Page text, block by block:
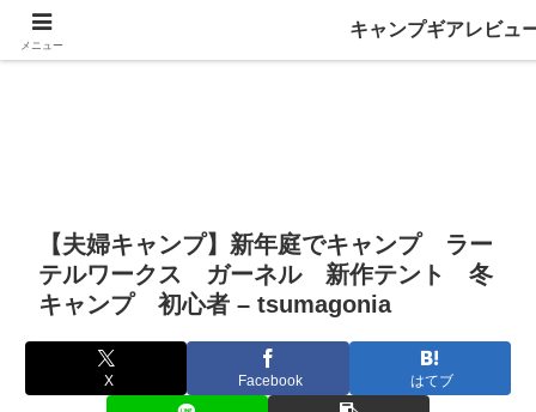
【夫婦キャンプ】新年庭でキャンプ ラー
テルワークス ガーネル 新作テント 冬
キャンプ 初心者 – tsumagonia
X Facebook はてブ
メニュー
キャンプギアレビュ